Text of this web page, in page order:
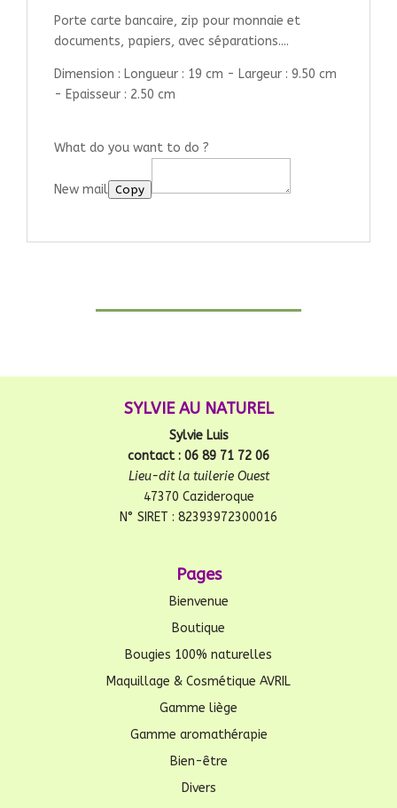
Porte carte bancaire, zip pour monnaie et
documents, papiers, avec séparations....
Dimension : Longueur : 19 cm - Largeur : 9.50 cm
- Epaisseur : 2.50 cm
What do you want to do ?
New mail Copy
SYLVIE AU NATUREL
Sylvie Luis
contact : 06 89 71 72 06
Lieu-dit la tuilerie Ouest
47370 Cazideroque
N° SIRET : 82393972300016
Pages
Bienvenue
Boutique
Bougies 100% naturelles
Maquillage & Cosmétique AVRIL
Gamme liège
Gamme aromathérapie
Bien-être
Divers